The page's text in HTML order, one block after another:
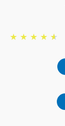
★ ★ ★ ★ ★